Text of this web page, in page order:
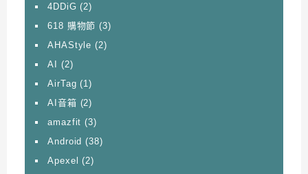
4DDiG (2)
618 購物節 (3)
AHAStyle (2)
AI
(2)
AirTag (1)
AI音箱 (2)
amazfit (3)
Android (38)
Apexel (2)